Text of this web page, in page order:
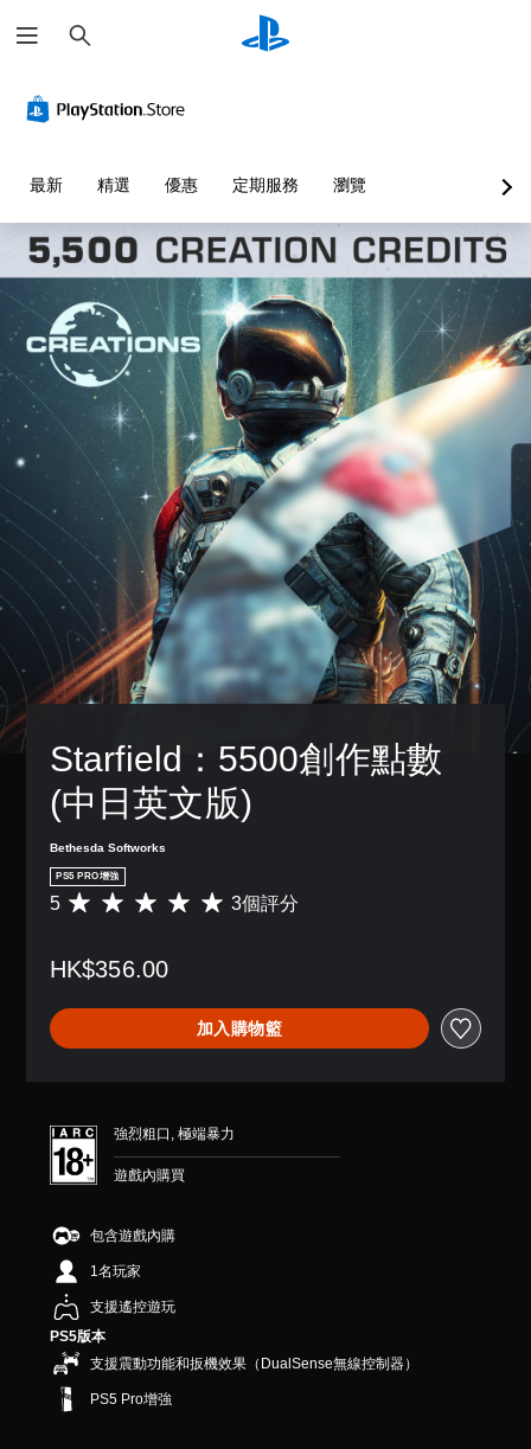
尋
最新 精選 優惠 定期服務 瀏覽
Starfield：5500創作點數
(中日英文版)
Bethesda Softworks
PS5 PRO增強
平
分
5
顆
星
5
顆
星
，
共
則
評
分
5 3個評分
HK$356.00
加入購物籃
強烈粗口, 極端暴力
遊戲內購買
包含遊戲內購
1名玩家
支援遙控遊玩
PS5版本
支援震動功能和扳機效果（DualSense無線控制器）
PS5 Pro增強